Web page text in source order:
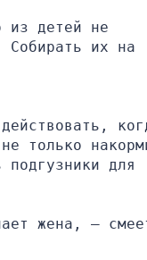
из детей не
Собирать их на
только
для
жена, —